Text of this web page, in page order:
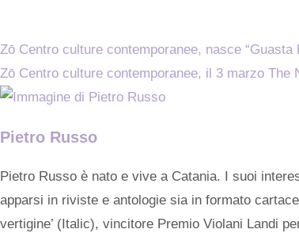
Zō Centro culture contemporanee, nasce
Zō Centro culture contemporanee, il 3 marzo The
Pietro Russo
Pietro Russo è nato e vive a Catania. I suoi
apparsi in riviste e antologie sia in formato
vertigine’ (Italic), vincitore Premio Violani Landi